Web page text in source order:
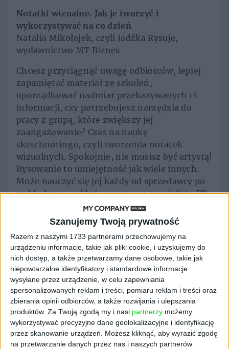
Szanujemy Twoją prywatność
Razem z naszymi 1733 partnerami przechowujemy na
urządzeniu informacje, takie jak pliki cookie, i uzyskujemy do
nich dostęp, a także przetwarzamy dane osobowe, takie jak
niepowtarzalne identyfikatory i standardowe informacje
wysyłane przez urządzenie, w celu zapewniania
spersonalizowanych reklam i treści, pomiaru reklam i treści oraz
zbierania opinii odbiorców, a także rozwijania i ulepszania
produktów. Za Twoją zgodą my i nasi partnerzy możemy
wykorzystywać precyzyjne dane geolokalizacyjne i identyfikację
przez skanowanie urządzeń. Możesz kliknąć, aby wyrazić zgodę
na przetwarzanie danych przez nas i naszych partnerów
Notatki wizualne. Jak je tworzyć i
wykorzystywać na co dzień
Natalia Mikołajek, czyli Jadźka Rysuje,
wydawnictwo MT Biznes
Chcesz przyciągnąć uwagę odbiorców, lepiej
zapamiętać materiał ze szkoleń,
uporządkować nadmiar przekazywanych ci
informacji, czy potrzebujesz narzędzia do
pracy z grupą, które zwiększy jej
zaangażowanie? Czas na naukę
sketchnotingu, czyli tworzenia notatek
wizualnych. Spokojnie, nie musisz być artystą!
Rysowanie to umiejętność jak wiele innych.
Może nauczyć się jej każdy od sprzedawcy po
wykładowcę, od księgowego po specjalistę PR.
Sama autorka podręcznika „Notatki
wizualne”, znana też pod pseudonimem
przykładem. Z wykształcenia psycholożka, z
zawodu trenerka i popularyzatorka myślenia
wizualnego w Polsce sztukę przekładania
myśli na rysunek opanowała do perfekcji. I na
szczęście chce się tą umiejętnością podzielić.
Podkreśla, że tu liczy się pomysł, prostota,
esencja. Swoją drogą jej książka wszystkie te
elementy zawiera.